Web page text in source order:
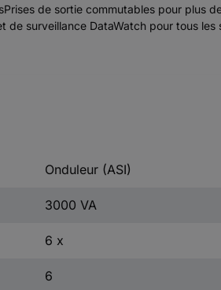
de sortie commutables pour plus
surveillance DataWatch pour tous
Onduleur (ASI)
3000 VA
6 x
6